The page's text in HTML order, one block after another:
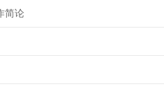
简论